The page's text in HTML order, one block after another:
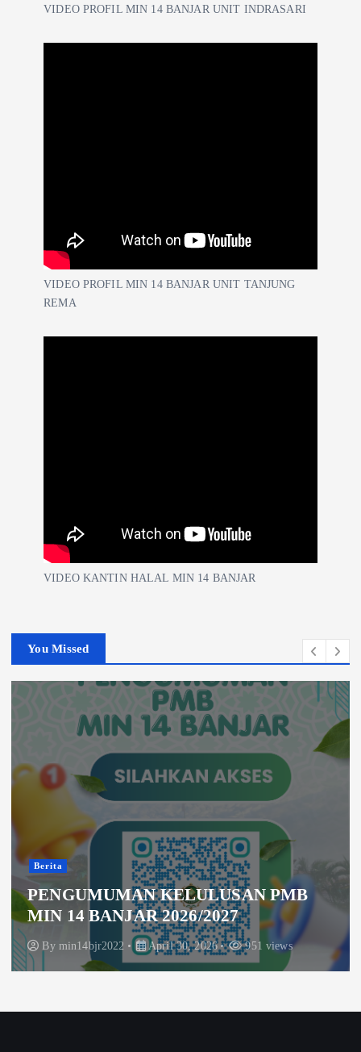
VIDEO PROFIL MIN 14 BANJAR UNIT INDRASARI
VIDEO PROFIL MIN 14 BANJAR UNIT TANJUNG
REMA
VIDEO KANTIN HALAL MIN 14 BANJAR
You Missed
Berita
PENGUMUMAN KELULUSAN PMB
MIN 14 BANJAR 2026/2027
By min14bjr2022 April 30, 2026 951 views